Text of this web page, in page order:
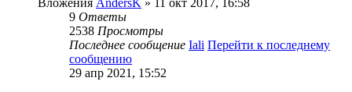
Вложения AndersK » 11 окт 2017, 16:58
9 Ответы
2538 Просмотры
Последнее сообщение Iali Перейти к последнему
сообщению
29 апр 2021, 15:52